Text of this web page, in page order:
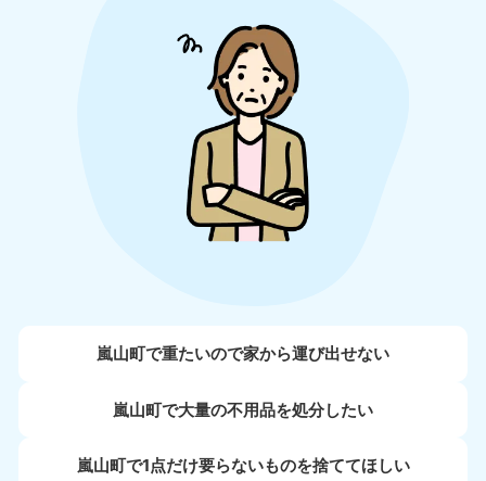
嵐山町で重たいので家から運び出せない
嵐山町で大量の不用品を処分したい
嵐山町で1点だけ要らないものを捨ててほしい